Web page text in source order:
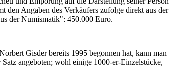
den Angaben des Verkäufers zufolge direkt aus der
der Numismatik": 450.000 Euro.
Gisder bereits 1995 begonnen hat, kann man
angeboten; wohl einige 1000-er-Einzelstücke,